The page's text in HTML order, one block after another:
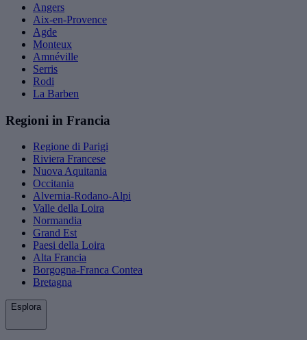
Angers
Aix-en-Provence
Agde
Monteux
Amnéville
Serris
Rodi
La Barben
Regioni in Francia
Regione di Parigi
Riviera Francese
Nuova Aquitania
Occitania
Alvernia-Rodano-Alpi
Valle della Loira
Normandia
Grand Est
Paesi della Loira
Alta Francia
Borgogna-Franca Contea
Bretagna
Esplora